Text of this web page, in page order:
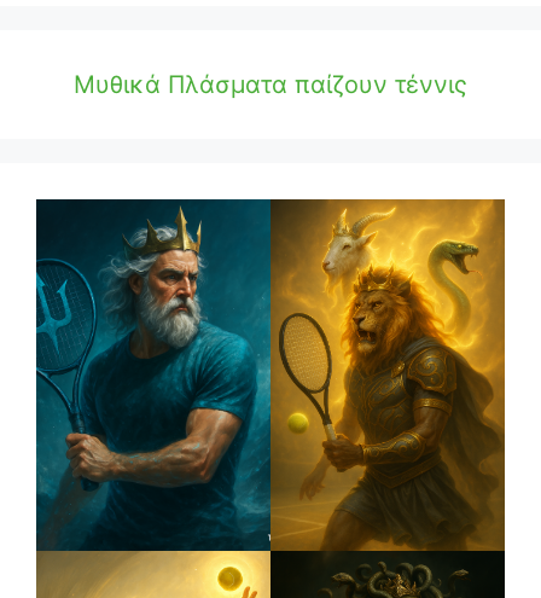
Μυθικά Πλάσματα παίζουν τέννις